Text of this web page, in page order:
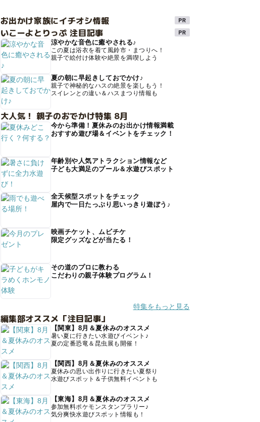
お出かけ家族にイチオシ情報
いこーよとりっぷ 注目記事
涼やかな音色に癒やされる♪
この夏は浴衣を着て風鈴市・まつりへ！
親子で絵付け体験や絶景を満喫しよう
夏の朝に早起きしておでかけ♪
親子で神秘的なハスの絶景を楽しもう！
スイレンとの違い＆ハスまつり情報も
大人気！ 親子のおでかけ特集 8月
今から準備！夏休みのお出かけ情報満載
おすすめ遊び場＆イベントをチェック！
年齢別や人気アトラクション情報など
子ども大満足のプール＆水遊びスポット
全天候型スポットをチェック
屋内で一日たっぷり思いっきり遊ぼう♪
映画チケット、ムビチケ
限定グッズなどが当たる！
その道のプロに教わる
こだわりの親子体験プログラム！
特集をもっと見る
編集部オススメ「注目記事」
【関東】8月＆夏休みのオススメ
暑い夏に行きたい水遊びイベント♪
夏の定番恐竜＆昆虫展も開催！
【関西】8月＆夏休みのオススメ
夏休みの思い出作りに行きたい夏祭り
水遊びスポット＆子供無料イベントも
【東海】8月＆夏休みのオススメ
参加無料ポケモンスタンプラリー♪
気分爽快水遊びスポット情報も！